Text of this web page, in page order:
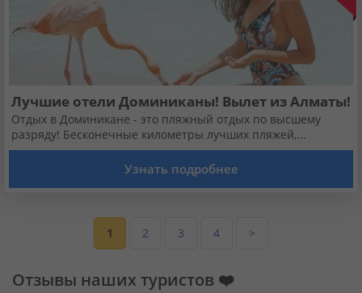
Лучшие отели Доминиканы! Вылет из Алматы!
Отдых в Доминикане - это пляжный отдых по высшему
разряду! Бесконечные километры лучших пляжей,...
Узнать подробнее
1 2 3 4 >
Отзывы наших туристов ❤️